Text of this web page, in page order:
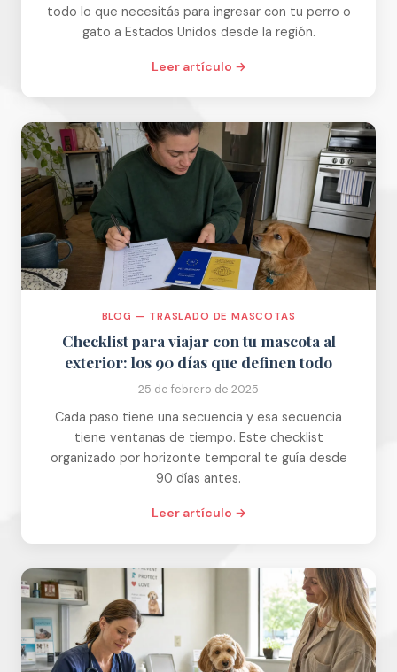
todo lo que necesitás para ingresar con tu perro o
gato a Estados Unidos desde la región.
Leer artículo →
BLOG — TRASLADO DE MASCOTAS
Checklist para viajar con tu mascota al
exterior: los 90 días que definen todo
25 de febrero de 2025
Cada paso tiene una secuencia y esa secuencia
tiene ventanas de tiempo. Este checklist
organizado por horizonte temporal te guía desde
90 días antes.
Leer artículo →